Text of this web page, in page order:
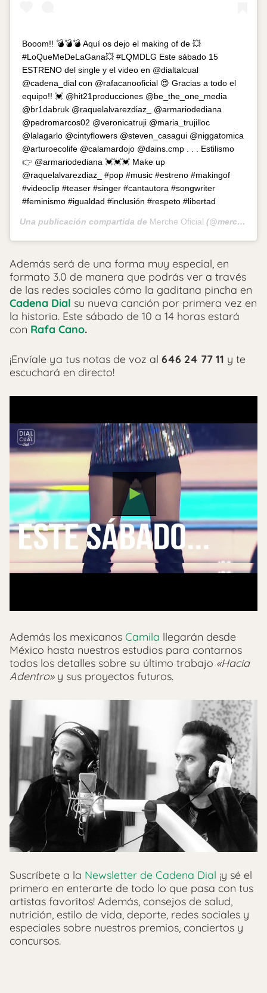
Booom!! 💣💣💣 Aquí os dejo el making of de 💥
#LoQueMeDeLaGana💥 #LQMDLG Este sábado 15
ESTRENO del single y el video en @dialtalcual
@cadena_dial con @rafacanooficial 😍 Gracias a todo el
equipo!! 💓 @hit21producciones @be_the_one_media
@br1dabruk @raquelalvarezdiaz_ @armariodediana
@pedromarcos02 @veronicatruji @maria_trujilloc
@lalagarlo @cintyflowers @steven_casagui @niggatomica
@arturoecolife @calamardojo @dains.cmp . . . Estilismo
👉 @armariodediana 💓💓💓 Make up
@raquelalvarezdiaz_ #pop #music #estreno #makingof
#videoclip #teaser #singer #cantautora #songwriter
#feminismo #igualdad #inclusión #respeto #libertad
Una publicación compartida de Merche Oficial (@mercheoficial) el
Además será de una forma muy especial, en
formato 3.0 de manera que podrás ver a través
de las redes sociales cómo la gaditana pincha en
Cadena Dial su nueva canción por primera vez en
la historia. Este sábado de 10 a 14 horas estará
con Rafa Cano.
¡Envíale ya tus notas de voz al 646 24 77 11 y te
escuchará en directo!
Además los mexicanos Camila llegarán desde
México hasta nuestros estudios para contarnos
todos los detalles sobre su último trabajo «Hacia
Adentro»y sus proyectos futuros.
Suscríbete a la Newsletter de Cadena Dial ¡y sé el
primero en enterarte de todo lo que pasa con tus
artistas favoritos! Además, consejos de salud,
nutrición, estilo de vida, deporte, redes sociales y
especiales sobre nuestros premios, conciertos y
concursos.